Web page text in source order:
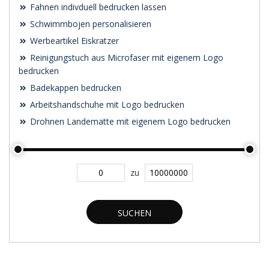
Fahnen indivduell bedrucken lassen
Schwimmbojen personalisieren
Werbeartikel Eiskratzer
Reinigungstuch aus Microfaser mit eigenem Logo
bedrucken
Badekappen bedrucken
Arbeitshandschuhe mit Logo bedrucken
Drohnen Landematte mit eigenem Logo bedrucken
zu
SUCHEN